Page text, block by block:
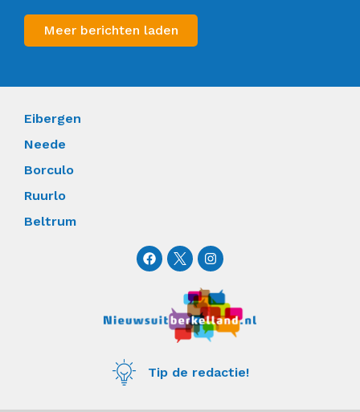
Meer berichten laden
Eibergen
Neede
Borculo
Ruurlo
Beltrum
F
a
c
o
o
I
n
s
t
a
g
r
a
Tip de redactie!